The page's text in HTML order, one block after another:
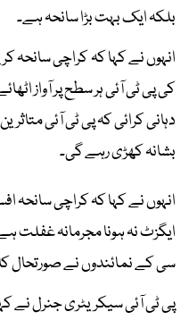
بلکہ ایک بہت بڑا سانحہ ہے۔
انہوں نے کہا کہ کراچی
کی پی ٹی آئی ہر سطح پر آواز
دہانی کرائی کہ پی ٹی آئی
بشانہ کھڑی رہے گی۔
انہوں نے کہا کہ کراچی سانحہ
ایگزٹ نہ ہونا مجرمانہ غفلت ہے
سی کے نمائندوں نے صورتحال
پی ٹی آئی سیکریٹری جنرل نے